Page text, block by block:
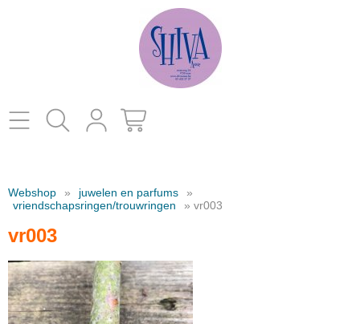
catalogus
kleding
decoratie
juwelen en parfums
Contact
Webshop » juwelen en parfums
»
vriendschapsringen/trouwringen
» vr003
vr003